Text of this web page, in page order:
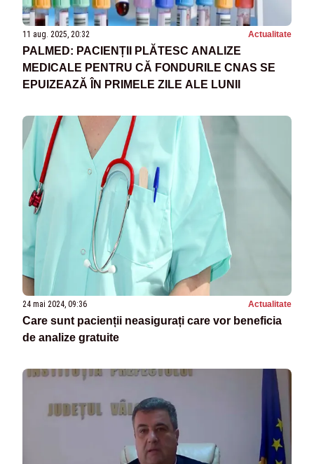
11 aug. 2025, 20:32 Actualitate
PALMED: PACIENȚII PLĂTESC ANALIZE
MEDICALE PENTRU CĂ FONDURILE CNAS SE
EPUIZEAZĂ ÎN PRIMELE ZILE ALE LUNII
24 mai 2024, 09:36 Actualitate
Care sunt pacienții neasigurați care vor beneficia
de analize gratuite